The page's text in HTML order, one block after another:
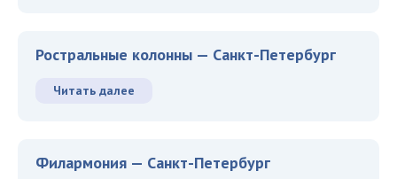
Ростральные колонны — Санкт-Петербург
Читать далее
Филармония — Санкт-Петербург